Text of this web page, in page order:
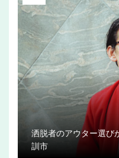
洒脱者のアウター選
訓市